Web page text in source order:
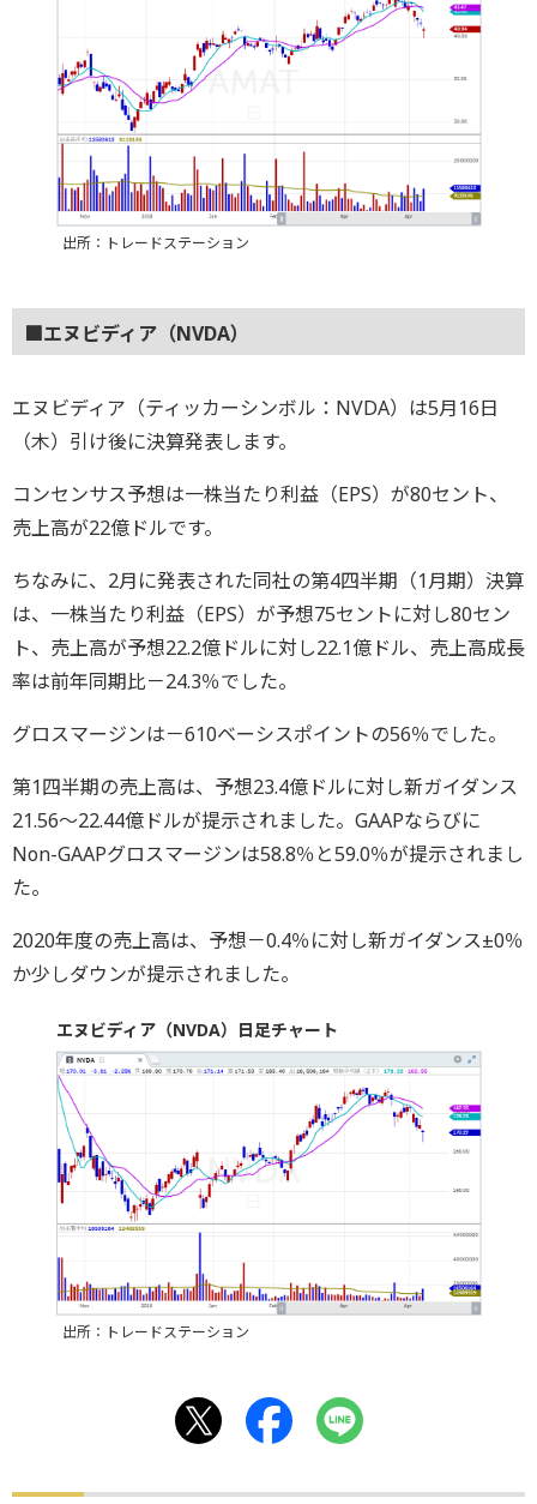
出所：トレードステーション
■エヌビディア（NVDA）
エヌビディア（ティッカーシンボル：NVDA）は5月16日
（木）引け後に決算発表します。
コンセンサス予想は一株当たり利益（EPS）が80セント、
売上高が22億ドルです。
ちなみに、2月に発表された同社の第4四半期（1月期）決算
は、一株当たり利益（EPS）が予想75セントに対し80セン
ト、売上高が予想22.2億ドルに対し22.1億ドル、売上高成長
率は前年同期比－24.3％でした。
グロスマージンは－610ベーシスポイントの56％でした。
第1四半期の売上高は、予想23.4億ドルに対し新ガイダンス
21.56～22.44億ドルが提示されました。GAAPならびに
Non-GAAPグロスマージンは58.8％と59.0％が提示されまし
た。
2020年度の売上高は、予想－0.4％に対し新ガイダンス±0％
か少しダウンが提示されました。
エヌビディア（NVDA）日足チャート
出所：トレードステーション